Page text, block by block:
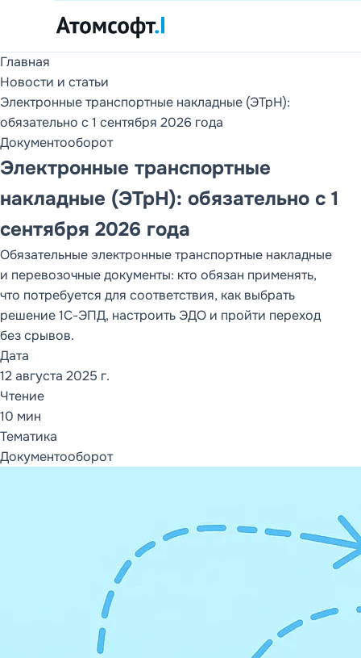
Продукты
Услуги
Внедрение 1С и
DD FLOW
О компании
отзывы и контакты
Статьи
РАЗДЕЛ САЙТА
Продукты
1С и DD FLOW
ОТКРЫТЬ РАЗДЕЛ
И СЕРВИСЫ
Главная
Новости и статьи
Электронные транспортные накладные (ЭТрН):
обязательно с 1 сентября 2026 года
Документооборот
Электронные транспортные
накладные (ЭТрН): обязательно с 1
сентября 2026 года
Обязательные электронные транспортные накладные
и перевозочные документы: кто обязан применять,
что потребуется для соответствия, как выбрать
решение 1С-ЭПД, настроить ЭДО и пройти переход
без срывов.
Дата
12 августа 2025 г.
Чтение
10 мин
Тематика
Документооборот